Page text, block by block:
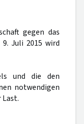
gegen das
Juli 2015 wird
und die den
notwendigen
Last.